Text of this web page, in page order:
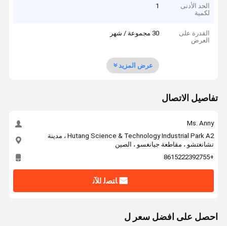
الحد الأدنى
لكمية
1
القدرة على
العرض
30 مجموعة / شهر
عرض المزيد
تفاصيل الاتصال
Ms. Anny
Hutang Science & Technology Industrial Park A2 ، مدينة
تشانغتشو ، مقاطعة جيانغسو ، الصين
+8615222392755
ﺎﺘﺼﻟ ﺍﻶﻧ
احصل على افضل سعر ل